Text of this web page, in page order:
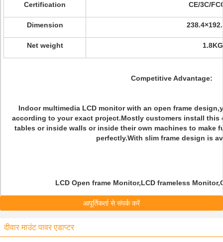
Certification CE/3C/
Dimension
Net weight 1.8KG
Competitive Advantage:
Indoor multimedia LCD monitor with an open frame
according to your exact project.Mostly customers install this
tables or inside walls or inside their own machines to make
perfectly.With slim frame design is
LCD Open frame Monitor,LCD frameless
आपूर्तिकर्ता से संपर्क करें
दीवार माउंट पावर एडाप्टर